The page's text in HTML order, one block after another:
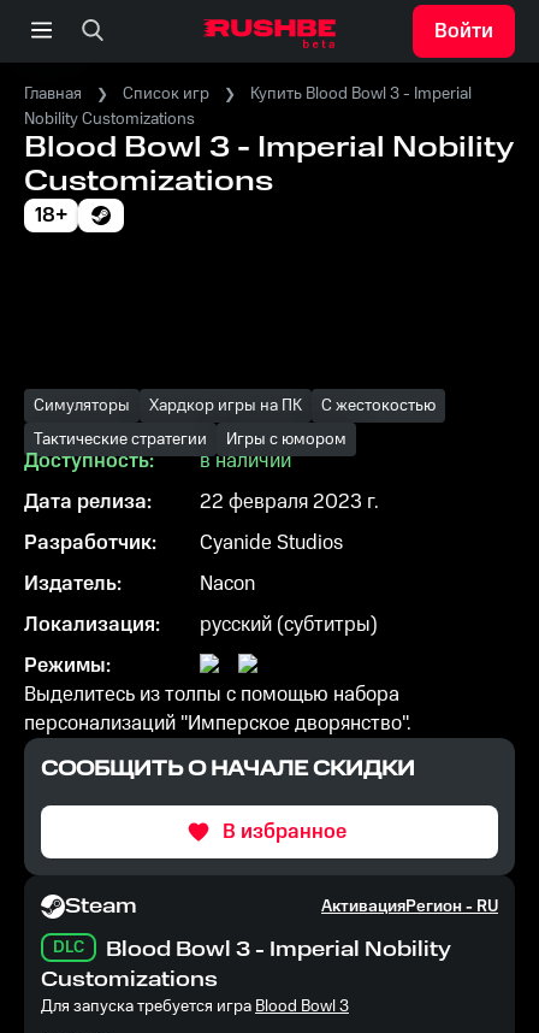
Войти
Главная Список игр
Купить Blood Bowl 3 - Imperial
Nobility Customizations
Blood Bowl 3 - Imperial Nobility
Customizations
18+
Симуляторы Хардкор игры на ПК
С жестокостью
Тактические стратегии
Игры с юмором
Доступность:
в наличии
Дата релиза:
22 февраля 2023 г.
Разработчик:
Cyanide Studios
Издатель:
Nacon
Локализация:
русский (субтитры)
Режимы:
Выделитесь из толпы с помощью набора
персонализаций "Имперское дворянство".
СООБЩИТЬ О НАЧАЛЕ СКИДКИ
В избранное
Steam АктивацияРегион -RU
DLC
Blood Bowl 3 - Imperial Nobility
Customizations
Для запуска требуется играBlood Bowl 3